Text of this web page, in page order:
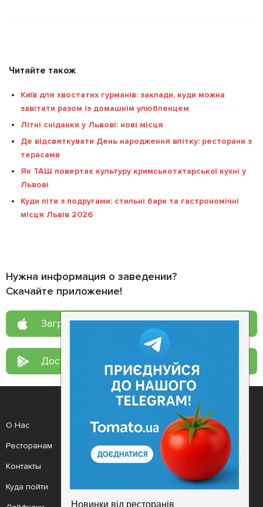
Читайте також
Київ для хвостатих гурманів: заклади, куди можна
завітати разом із домашнім улюбленцем
Літні сніданки у Львові: нові місця
Де відсвяткувати День народження влітку: ресторани з
терасами
Як ТАШ повертає культуру кримськотатарської кухні у
Львові
Куди піти з подругами: стильні бари та гастрономічні
місця Львів 2026
Нужна информация о заведении?
Скачайте приложение!
Загрузите в App Store
Доступно в Google Play
О Нас
Ресторанам
Контакты
Куда пойти
Рецепт дня
Новости
Анонсы